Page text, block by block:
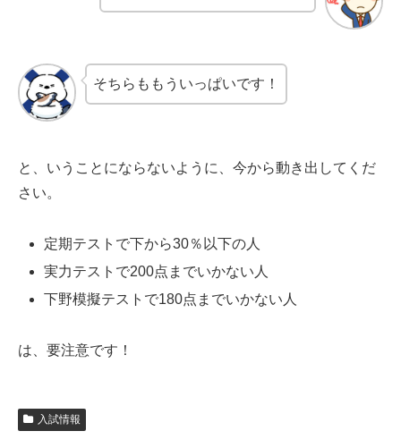
そちらももういっぱいです！
と、いうことにならないように、今から動き出してくだ
さい。
定期テストで下から30％以下の人
実力テストで200点までいかない人
下野模擬テストで180点までいかない人
は、要注意です！
入試情報